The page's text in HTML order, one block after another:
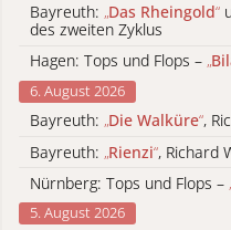
Bayreuth: „Das Rheingold“
des zweiten Zyklus
Hagen: Tops und Flops – „
6. August 2026
Bayreuth: „Die Walküre“,
Bayreuth: „Rienzi“, Richard
Nürnberg: Tops und Flops –
5. August 2026